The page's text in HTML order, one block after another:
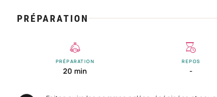
PRÉPARATION
PRÉPARATION
20 min
REPOS
-